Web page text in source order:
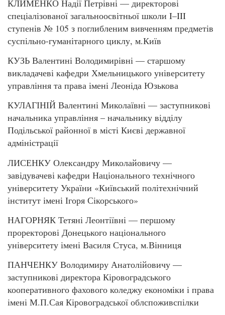
КЛИМЕНКО Надії Петрівні — директорові
спеціалізованої загальноосвітньої школи I–III
ступенів № 105 з поглибленим вивченням предметів
суспільно-гуманітарного циклу, м.Київ
КУЗЬ Валентині Володимирівні — старшому
викладачеві кафедри Хмельницького університету
управління та права імені Леоніда Юзькова
КУЛАГІНІЙ Валентині Миколаївні — заступникові
начальника управління – начальнику відділу
Подільської районної в місті Києві державної
адміністрації
ЛИСЕНКУ Олександру Миколайовичу —
завідувачеві кафедри Національного технічного
університету України «Київський політехнічний
інститут імені Ігоря Сікорського»
НАГОРНЯК Тетяні Леонтіївні — першому
проректорові Донецького національного
університету імені Василя Стуса, м.Вінниця
ПАНЧЕНКУ Володимиру Анатолійовичу —
заступникові директора Кіровоградського
кооперативного фахового коледжу економіки і права
імені М.П.Сая Кіровоградської облспоживспілки